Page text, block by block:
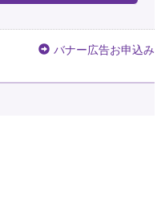
バナー広告お申込み